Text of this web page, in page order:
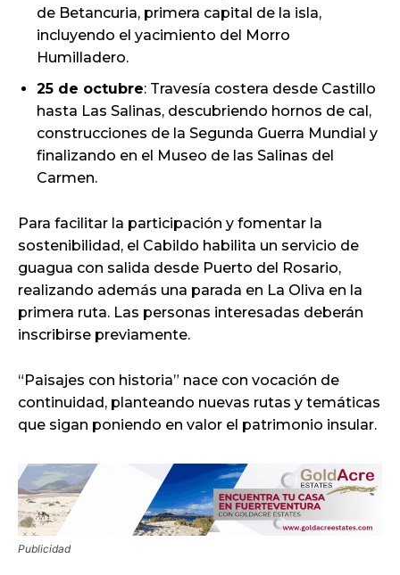
de Betancuria, primera capital de la isla,
incluyendo el yacimiento del Morro
Humilladero.
25 de octubre: Travesía costera desde Castillo
hasta Las Salinas, descubriendo hornos de cal,
construcciones de la Segunda Guerra Mundial y
finalizando en el Museo de las Salinas del
Carmen.
Para facilitar la participación y fomentar la
sostenibilidad, el Cabildo habilita un servicio de
guagua con salida desde Puerto del Rosario,
realizando además una parada en La Oliva en la
primera ruta. Las personas interesadas deberán
inscribirse previamente.
“Paisajes con historia” nace con vocación de
continuidad, planteando nuevas rutas y temáticas
que sigan poniendo en valor el patrimonio insular.
Publicidad